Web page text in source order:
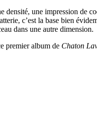
une impression de
c’est la base bien
dans une autre dimension.
premier album de Chaton